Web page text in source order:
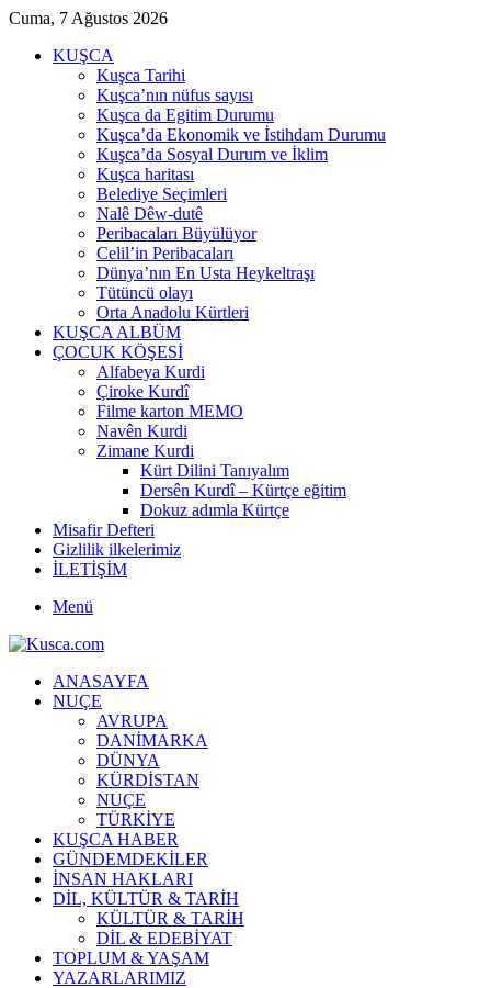
Cuma, 7 Ağustos 2026
KUŞCA
Kuşca Tarihi
Kuşca’nın nüfus sayısı
Kuşca da Egitim Durumu
Kuşca’da Ekonomik ve İstihdam Durumu
Kuşca’da Sosyal Durum ve İklim
Kuşca haritası
Belediye Seçimleri
Nalê Dêw-dutê
Peribacaları Büyülüyor
Celil’in Peribacaları
Dünya’nın En Usta Heykeltraşı
Tütüncü olayı
Orta Anadolu Kürtleri
KUŞCA ALBÜM
ÇOCUK KÖŞESİ
Alfabeya Kurdi
Çiroke Kurdî
Filme karton MEMO
Navên Kurdi
Zimane Kurdi
Kürt Dilini Tanıyalım
Dersên Kurdî – Kürtçe eğitim
Dokuz adımla Kürtçe
Misafir Defteri
Gizlilik ilkelerimiz
İLETİŞİM
Menü
ANASAYFA
NUÇE
AVRUPA
DANİMARKA
DÜNYA
KÜRDİSTAN
NUÇE
TÜRKİYE
KUŞCA HABER
GÜNDEMDEKİLER
İNSAN HAKLARI
DİL, KÜLTÜR & TARİH
KÜLTÜR & TARİH
DİL & EDEBİYAT
TOPLUM & YAŞAM
YAZARLARIMIZ